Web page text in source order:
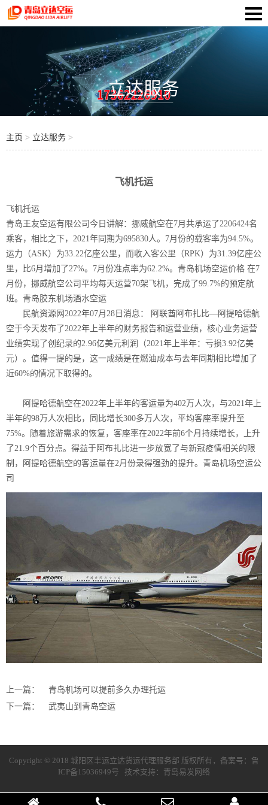
立达服务
主页 > 立达服务 >
飞机托运
飞机托运
青岛王友空运有限公司今日讲解：挪威航空在7月共承运了2206424名
乘客，相比之下，2021年同期为695830人。7月份的载客率为94.5%。
运力（ASK）为33.22亿座公里，而收入客公里（RPK）为31.39亿座公
里，比6月增加了27%。7月份准点率为62.2%。青岛机场空运价格 在7
月份，挪威航空公司平均每天运营70架飞机，完成了99.7%的预定航
班。青岛胶东机场酒水空运
民航资源网2022年07月28日消息： 阿联酋阿布扎比—阿提哈德航
空于今天发布了2022年上半年的财务报告和运营业绩，核心业务运营
业绩实现了创纪录的2.96亿美元利润（2021年上半年：亏损3.92亿美
元）。值得一提的是，这一成绩是在燃油成本与去年同期相比增加了
近60%的情况下取得的。
阿提哈德航空在2022年上半年的客运量为402万人次，与2021年上
半年的98万人次相比，同比增长300多万人次，平均客座率提升至
75%。随着旅游需求的恢复，客座率在2022年前6个月持续增长，上升
了21.9个百分点。得益于阿布扎比进一步放宽了与新冠疫情相关的限
制，阿提哈德航空的客运量在2月份录得强劲的提升。 青岛机场空运公
司
上一篇：
青岛机场可以提前多久办理托运
下一篇：
武夷山到青岛空运
Copyright © 2018 城阳区丰运立达货运代理服务部 版权所有，备案号： 鲁
ICP备15036949号 技术支持：青岛易发网络